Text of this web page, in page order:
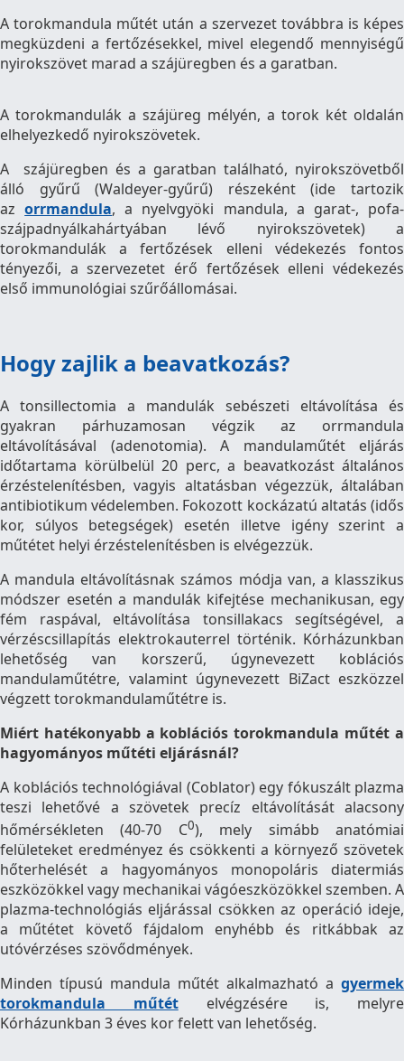
A torokmandula műtét után a szervezet továbbra is képes
megküzdeni a fertőzésekkel, mivel elegendő mennyiségű
nyirokszövet marad a szájüregben és a garatban.
A torokmandulák a szájüreg mélyén, a torok két oldalán
elhelyezkedő nyirokszövetek.
A szájüregben és a garatban található, nyirokszövetből
álló gyűrű (Waldeyer-gyűrű) részeként (ide tartozik
azorrmandula, a nyelvgyöki mandula, a garat-, pofa-
szájpadnyálkahártyában lévő nyirokszövetek) a
torokmandulák a fertőzések elleni védekezés fontos
tényezői, a szervezetet érő fertőzések elleni védekezés
első immunológiai szűrőállomásai.
Hogy zajlik a beavatkozás?
A tonsillectomia a mandulák sebészeti eltávolítása és
gyakran párhuzamosan végzik az orrmandula
eltávolításával (adenotomia). A mandulaműtét eljárás
időtartama körülbelül 20 perc, a beavatkozást általános
érzéstelenítésben, vagyis altatásban végezzük, általában
antibiotikum védelemben. Fokozott kockázatú altatás (idős
kor, súlyos betegségek) esetén illetve igény szerint a
műtétet helyi érzéstelenítésben is elvégezzük.
A mandula eltávolításnak számos módja van, a klasszikus
módszer esetén a mandulák kifejtése mechanikusan, egy
fém raspával, eltávolítása tonsillakacs segítségével, a
vérzéscsillapítás elektrokauterrel történik. Kórházunkban
lehetőség van korszerű, úgynevezett koblációs
mandulaműtétre, valamint úgynevezett BiZact eszközzel
végzett torokmandulaműtétre is.
Miért hatékonyabb a koblációs torokmandula műtét a
hagyományos műtéti eljárásnál?
A koblációs technológiával (Coblator) egy fókuszált plazma
teszi lehetővé a szövetek precíz eltávolítását alacsony
hőmérsékleten (40-70 C0), mely simább anatómiai
felületeket eredményez és csökkenti a környező szövetek
hőterhelését a hagyományos monopoláris diatermiás
eszközökkel vagy mechanikai vágóeszközökkel szemben. A
plazma-technológiás eljárással csökken az operáció ideje,
a műtétet követő fájdalom enyhébb és ritkábbak az
utóvérzéses szövődmények.
Minden típusú mandula műtét alkalmazható a gyermek
torokmandula műtételvégzésére is, melyre
Kórházunkban 3 éves kor felett van lehetőség.